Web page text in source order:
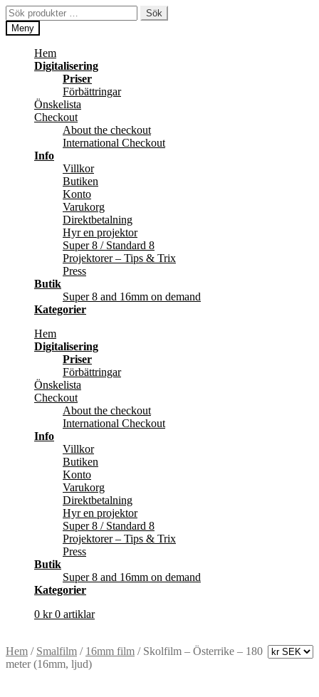
Hoppa
till
navigering
Hoppa
till
innehåll
Sök
efter:
Sök
Meny
Hem
Digitalisering
Priser
Förbättringar
Önskelista
Checkout
About the checkout
International Checkout
Info
Villkor
Butiken
Konto
Varukorg
Direktbetalning
Hyr en projektor
Super 8 / Standard 8
Projektorer – Tips & Trix
Press
Butik
Super 8 and 16mm on demand
Kategorier
Hem
Digitalisering
Priser
Förbättringar
Önskelista
Checkout
About the checkout
International Checkout
Info
Villkor
Butiken
Konto
Varukorg
Direktbetalning
Hyr en projektor
Super 8 / Standard 8
Projektorer – Tips & Trix
Press
Butik
Super 8 and 16mm on demand
Kategorier
0 kr 0 artiklar
Hem / Smalfilm / 16mm film / Skolfilm – Österrike – 180
meter (16mm, ljud)